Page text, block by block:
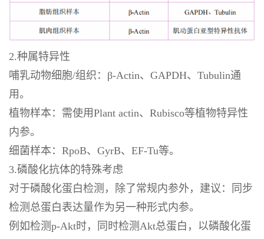
2.种属特异性
哺乳动物细胞/组织：β-Actin、GAPDH、Tubulin通
用。
植物样本：需使用Plant actin、Rubisco等植物特异性
内参。
细菌样本：RpoB、GyrB、EF-Tu等。
3.磷酸化抗体的特殊考虑
对于磷酸化蛋白检测，除了常规内参外，建议：同步
检测总蛋白表达量作为另一种形式内参。
例如检测p-Akt时，同时检测Akt总蛋白，以磷酸化蛋